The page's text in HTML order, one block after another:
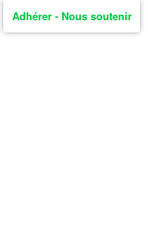
Adhérer - Nous soutenir